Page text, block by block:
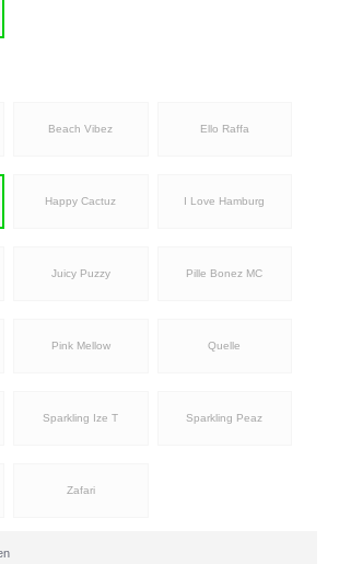
Beach Vibez Ello Raffa
Happy Cactuz I Love Hamburg
Juicy Puzzy Pille Bonez MC
Pink Mellow Quelle
Sparkling Ize T Sparkling Peaz
Zafari